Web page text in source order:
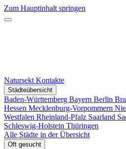
Zum Hauptinhalt springen
Natursekt Kontakte
Städteübersicht
Baden-Württemberg Bayern Berlin
Hessen Mecklenburg-Vorpommern
Westfalen Rheinland-Pfalz Saarland
Schleswig-Holstein Thüringen
Alle Städte in der Übersicht
Oft gesucht